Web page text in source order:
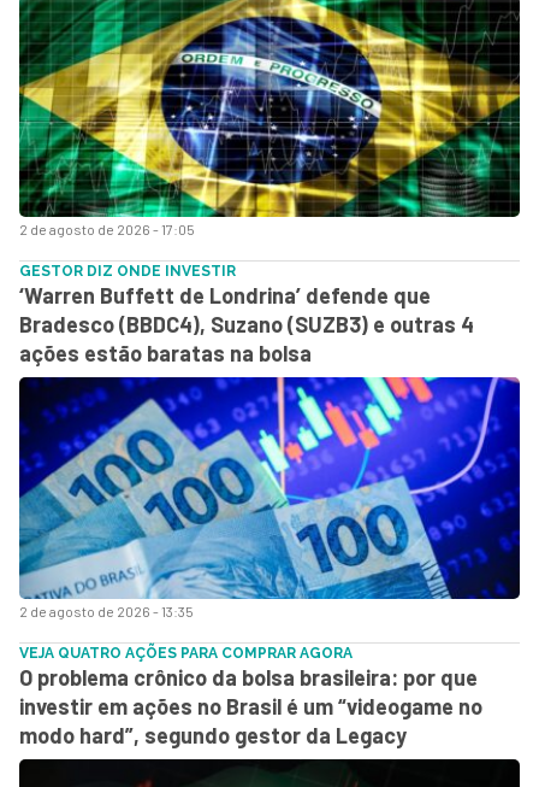
2 de agosto de 2026 - 17:05
2 de agosto de 2026 - 13:35
GESTOR DIZ ONDE INVESTIR
‘Warren Buffett de Londrina’ defende que
Bradesco (BBDC4), Suzano (SUZB3) e outras 4
ações estão baratas na bolsa
VEJA QUATRO AÇÕES PARA COMPRAR AGORA
O problema crônico da bolsa brasileira: por que
investir em ações no Brasil é um “videogame no
modo hard”, segundo gestor da Legacy